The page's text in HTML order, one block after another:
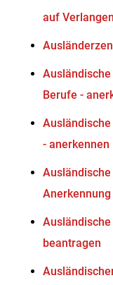
auf
Berufe -
- anerkennen
beantragen